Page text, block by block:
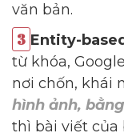
văn bản.
Entity-
từ khóa,
nơi chốn, khái
hình ảnh,
thì bài viết của